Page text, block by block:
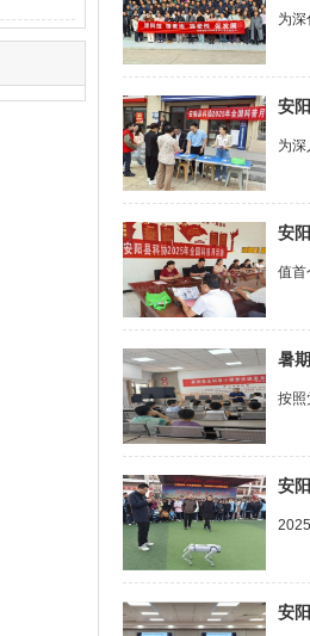
为
安
为
安
值首
暑
按照
安
安